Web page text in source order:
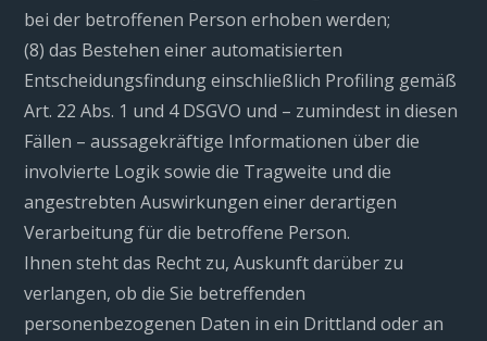
bei der betroffenen Person erhoben werden;
(8) das Bestehen einer automatisierten
Entscheidungsfindung einschließlich Profiling gemäß
Art. 22 Abs. 1 und 4 DSGVO und – zumindest in diesen
Fällen – aussagekräftige Informationen über die
involvierte Logik sowie die Tragweite und die
angestrebten Auswirkungen einer derartigen
Verarbeitung für die betroffene Person.
Ihnen steht das Recht zu, Auskunft darüber zu
verlangen, ob die Sie betreffenden
personenbezogenen Daten in ein Drittland oder an